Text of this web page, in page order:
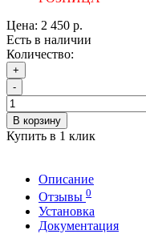
Цена: 2 450 р.
Есть в наличии
Количество:
+
-
В корзину
Купить в 1 клик
Описание
Отзывы 0
Установка
Документация